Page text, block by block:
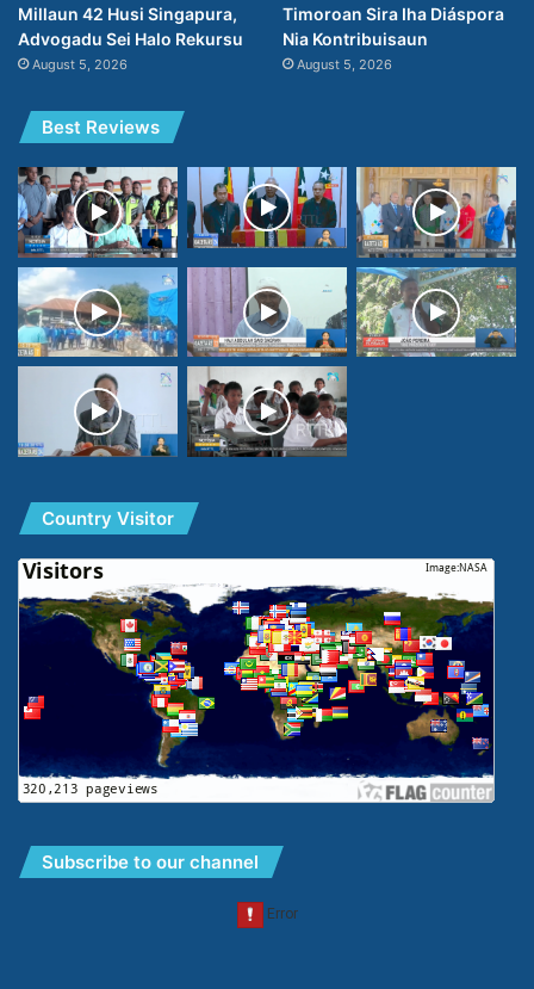
Millaun 42 Husi Singapura,
Advogadu Sei Halo Rekursu
August 5, 2026
Timoroan Sira Iha Diáspora
Nia Kontribuisaun
August 5, 2026
Best Reviews
Country Visitor
Subscribe to our channel